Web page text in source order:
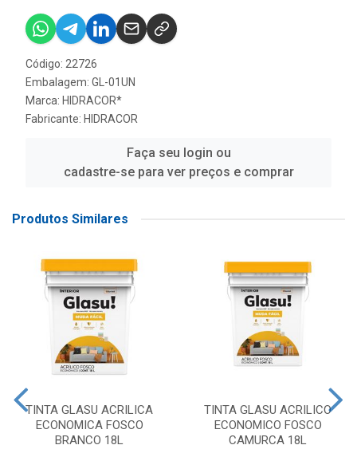
Código: 22726
Embalagem: GL-01UN
Marca: HIDRACOR*
Fabricante: HIDRACOR
Faça seu login ou
cadastre-se para ver preços e comprar
Produtos Similares
TINTA GLASU ACRILICA
ECONOMICA FOSCO
BRANCO 18L
TINTA GLASU ACRILICO
ECONOMICO FOSCO
CAMURCA 18L